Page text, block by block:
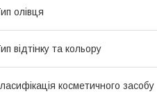
олівця
відтінку та кольору
косметичного засобу